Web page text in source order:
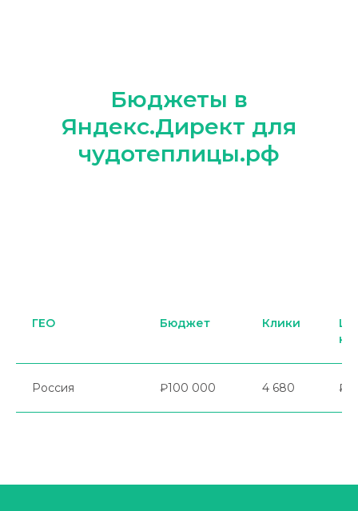
Бюджеты в
Яндекс.Директ для
чудотеплицы.рф
ГЕО Бюджет Клики
Россия ₽100 000 4 680 ₽21